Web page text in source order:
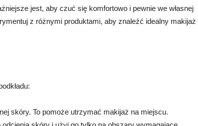
jest, aby czuć się komfortowo i pewnie we własnej
z różnymi produktami, aby znaleźć idealny makijaż
skóry. To pomoże utrzymać makijaż na miejscu.